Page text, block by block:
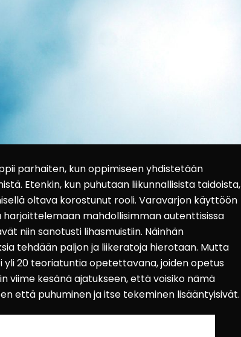
parhaiten, kun oppimiseen yhdistetään
Etenkin, kun puhutaan liikunnallisista taidoista,
oltava korostunut rooli. Varavarjon käyttöön
mahdollisimman autenttisissa
niin sanotusti lihasmuistiin. Näinhän
tehdään paljon ja liikeratoja hierotaan. Mutta
yli 20 teoriatuntia opetettavana, joiden opetus
viime kesänä ajatukseen, että voisiko nämä
että puhuminen ja itse tekeminen lisääntyisivät.